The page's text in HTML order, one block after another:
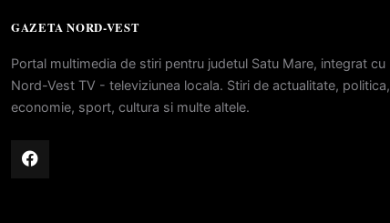
GAZETA NORD-VEST
Portal multimedia de stiri pentru judetul Satu Mare, integrat cu
Nord-Vest TV - televiziunea locala. Stiri de actualitate, politica,
economie, sport, cultura si multe altele.